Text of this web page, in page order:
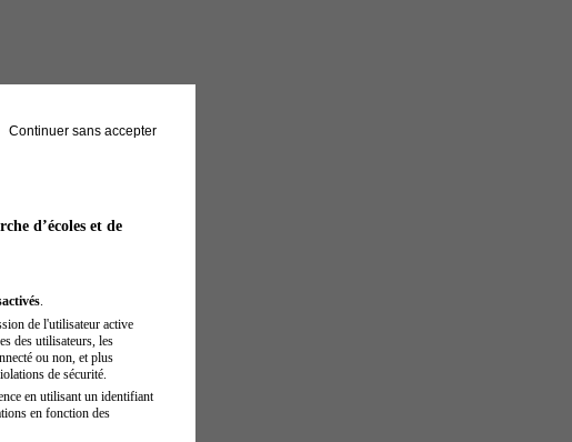
Continuer sans accepter
d’écoles et de
.
de l'utilisateur active
des utilisateurs, les
ou non, et plus
de sécurité.
en utilisant un identifiant
en fonction des